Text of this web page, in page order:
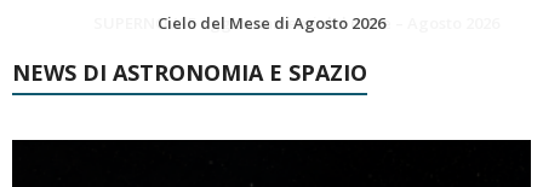
SUPERNOVAE aggiornamenti del mese – Agosto 2026
Le Comete del mese di Agosto: LA 10P/TEMPEL AL PERIELIO
NEWS DI ASTRONOMIA E SPAZIO